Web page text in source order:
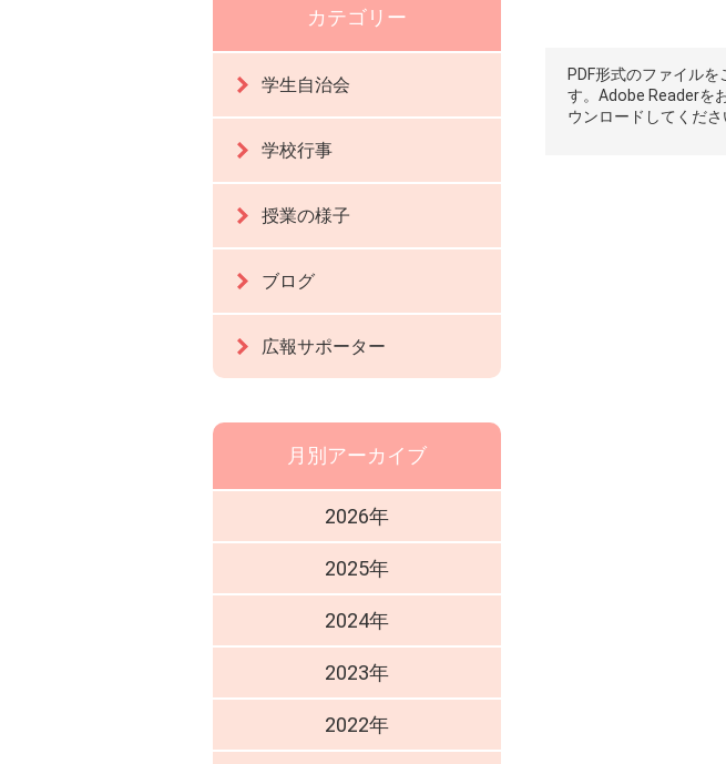
PDF形式のファイル
す。Adobe Readerを
ウンロードしてくださ
カテゴリー
学生自治会
学校行事
授業の様子
ブログ
広報サポーター
月別アーカイブ
2026年
2025年
2024年
2023年
2022年